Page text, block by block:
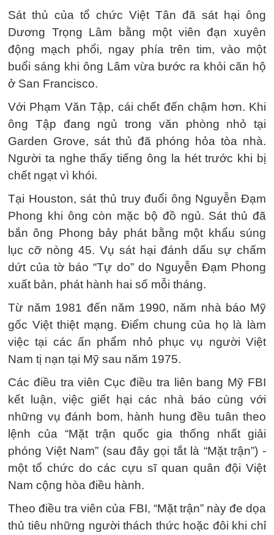
Sát thủ của tổ chức Việt Tân đã sát hại ông
Dương Trọng Lâm bằng một viên đạn xuyên
động mạch phổi, ngay phía trên tim, vào một
buổi sáng khi ông Lâm vừa bước ra khỏi căn hộ
ở San Francisco.
Với Phạm Văn Tập, cái chết đến chậm hơn. Khi
ông Tập đang ngủ trong văn phòng nhỏ tại
Garden Grove, sát thủ đã phóng hỏa tòa nhà.
Người ta nghe thấy tiếng ông la hét trước khi bị
chết ngạt vì khói.
Tại Houston, sát thủ truy đuổi ông Nguyễn Đạm
Phong khi ông còn mặc bộ đồ ngủ. Sát thủ đã
bắn ông Phong bảy phát bằng một khẩu súng
lục cỡ nòng 45. Vụ sát hại đánh dấu sự chấm
dứt của tờ báo “Tự do” do Nguyễn Đạm Phong
xuất bản, phát hành hai số mỗi tháng.
Từ năm 1981 đến năm 1990, năm nhà báo Mỹ
gốc Việt thiệt mạng. Điểm chung của họ là làm
việc tại các ấn phẩm nhỏ phục vụ người Việt
Nam tị nạn tại Mỹ sau năm 1975.
Các điều tra viên Cục điều tra liên bang Mỹ FBI
kết luận, việc giết hại các nhà báo cùng với
những vụ đánh bom, hành hung đều tuân theo
lệnh của “Mặt trận quốc gia thống nhất giải
phóng Việt Nam” (sau đây gọi tắt là “Mặt trận”) -
một tổ chức do các cựu sĩ quan quân đội Việt
Nam cộng hòa điều hành.
Theo điều tra viên của FBI, “Mặt trận” này đe dọa
thủ tiêu những người thách thức hoặc đôi khi chỉ